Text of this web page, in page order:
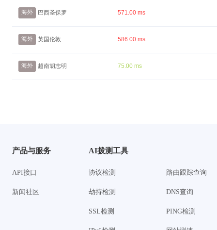
海外 巴西圣保罗 571.00 ms
海外 英国伦敦 586.00 ms
海外 越南胡志明 75.00 ms
产品与服务
API接口
新闻社区
AI拨测工具
协议检测
劫持检测
SSL检测
路由跟踪查询
DNS查询
PING检测